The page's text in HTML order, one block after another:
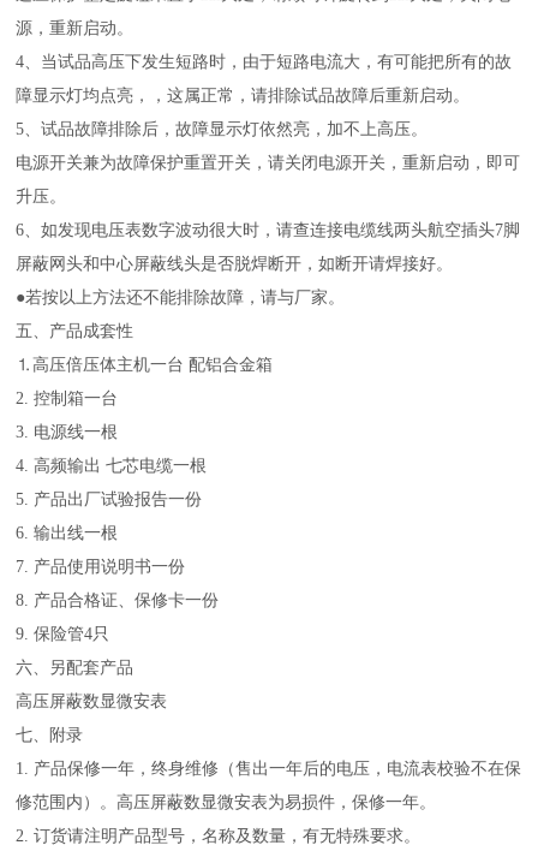
源，重新启动。
4、当试品高压下发生短路时，由于短路电流大，有可能把所有的故
障显示灯均点亮，，这属正常，请排除试品故障后重新启动。
5、试品故障排除后，故障显示灯依然亮，加不上高压。
电源开关兼为故障保护重置开关，请关闭电源开关，重新启动，即可
升压。
6、如发现电压表数字波动很大时，请查连接电缆线两头航空插头7脚
屏蔽网头和中心屏蔽线头是否脱焊断开，如断开请焊接好。
●若按以上方法还不能排除故障，请与厂家。
五、产品成套性
⒈高压倍压体主机一台 配铝合金箱
2. 控制箱一台
3. 电源线一根
4. 高频输出 七芯电缆一根
5. 产品出厂试验报告一份
6. 输出线一根
7. 产品使用说明书一份
8. 产品合格证、保修卡一份
9. 保险管4只
六、另配套产品
高压屏蔽数显微安表
七、附录
1. 产品保修一年，终身维修（售出一年后的电压，电流表校验不在保
修范围内）。高压屏蔽数显微安表为易损件，保修一年。
2. 订货请注明产品型号，名称及数量，有无特殊要求。